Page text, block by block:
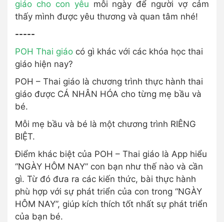
giáo cho con yêu mỗi ngày để người vợ cảm
thấy mình được yêu thương và quan tâm nhé!
-----
POH Thai giáo có gì khác với các khóa học thai
giáo hiện nay?
POH – Thai giáo là chương trình thực hành thai
giáo được CÁ NHÂN HÓA cho từng mẹ bầu và
bé.
Mỗi mẹ bầu và bé là một chương trình RIÊNG
BIỆT.
Điểm khác biệt của POH – Thai giáo là App hiểu
“NGÀY HÔM NAY” con bạn như thế nào và cần
gì. Từ đó đưa ra các kiến thức, bài thực hành
phù hợp với sự phát triển của con trong “NGÀY
HÔM NAY”, giúp kích thích tốt nhất sự phát triển
của bạn bé.